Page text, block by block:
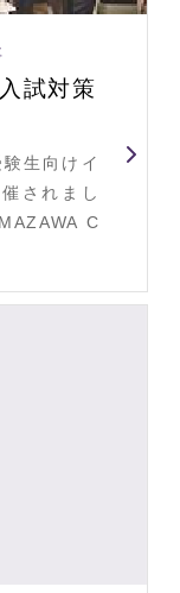
試対策
生向けイ
されまし
C